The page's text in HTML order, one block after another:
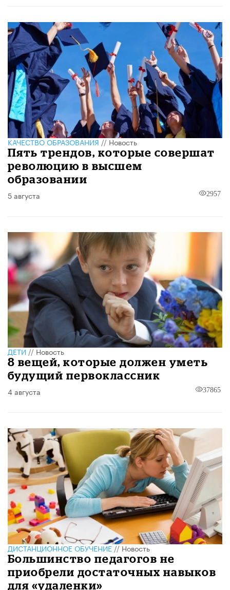
КАЧЕСТВО ОБРАЗОВАНИЯ//Новость
Пять трендов, которые совершат
революцию в высшем
образовании
5 августа 2957
ДЕТИ//Новость
8 вещей, которые должен уметь
будущий первоклассник
4 августа 37865
ДИСТАНЦИОННОЕ ОБУЧЕНИЕ//Новость
Большинство педагогов не
приобрели достаточных навыков
для «удаленки»